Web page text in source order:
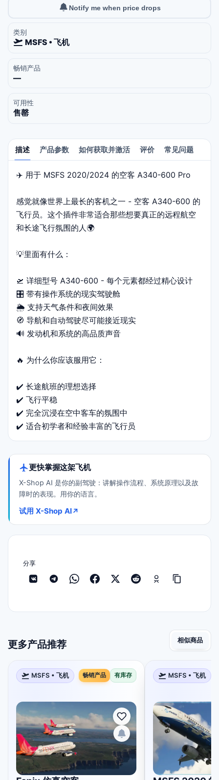
Notify me when price drops
类别
MSFS • 飞机
畅销产品
—
可用性
售罄
描述 产品参数 如何获取并激活 评价 常见问题
描述
✈️ 用于 MSFS 2020/2024 的空客 A340-600 Pro
感觉就像世界上最长的客机之一 - 空客 A340-600 的
飞行员。这个插件非常适合那些想要真正的远程航空
和长途飞行氛围的人🌍
💡里面有什么：
🛫 详细型号 A340-600 - 每个元素都经过精心设计
🎛️ 带有操作系统的现实驾驶舱
🌦️ 支持天气条件和夜间效果
🧭 导航和自动驾驶尽可能接近现实
🔊 发动机和系统的高品质声音
🔥 为什么你应该服用它：
✔️ 长途航班的理想选择
✔️ 飞行平稳
✔️ 完全沉浸在空中客车的氛围中
✔️ 适合初学者和经验丰富的飞行员
更快掌握这架飞机
X-Shop AI 是你的副驾驶：讲解操作流程、系统原理以及故
障时的表现。用你的语言。
试用 X-Shop AI↗
分享
更多产品推荐 相似商品
MSFS • 飞机 畅销产品 有库存 MSFS • 飞机